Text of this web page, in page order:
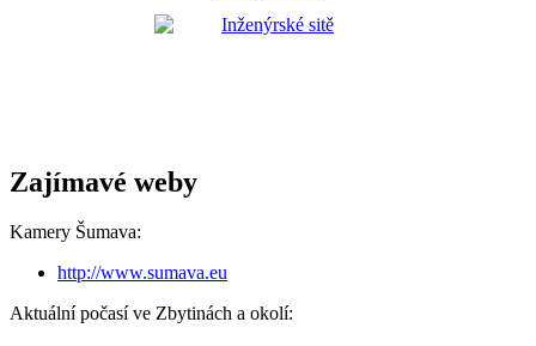
Zajímavé weby
Kamery Šumava:
http://www.sumava.eu
Aktuální počasí ve Zbytinách a okolí: